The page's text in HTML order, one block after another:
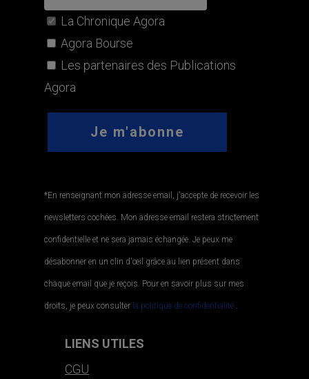
La Chronique Agora
Agora Bourse
Les partenaires des Publications
Agora
*En renseignant mon adresse email, j'accepte de recevoir les
newsletters cochées. Mon adresse email restera strictement
confidentielle et ne sera jamais échangée. Je peux me
désabonner en un clin d'œil grâce au lien présent dans
chaque email que je reçois. Pour en savoir plus sur mes
droits, je peux consulter la politique de confidentialité..
LIENS UTILES
CGU